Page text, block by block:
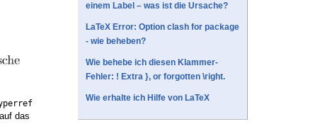
das
einem Label – was ist die Ursache?
LaTeX Error: Option clash for package
- wie beheben?
Wie behebe ich diesen Klammer-
Fehler: ! Extra }, or forgotten \right.
Wie erhalte ich Hilfe von LaTeX